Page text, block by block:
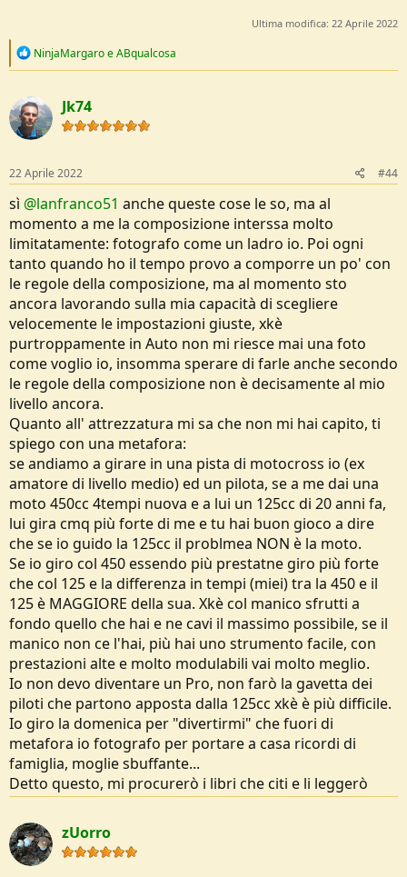
Ultima modifica: 22 Aprile 2022
R
e
c
t
i
o
s
:
NinjaMargaroeABqualcosa
Jk74
22 Aprile 2022 #44
sì @lanfranco51 anche queste cose le so, ma al
momento a me la composizione interssa molto
limitatamente: fotografo come un ladro io. Poi ogni
tanto quando ho il tempo provo a comporre un po' con
le regole della composizione, ma al momento sto
ancora lavorando sulla mia capacità di scegliere
velocemente le impostazioni giuste, xkè
purtroppamente in Auto non mi riesce mai una foto
come voglio io, insomma sperare di farle anche secondo
le regole della composizione non è decisamente al mio
livello ancora.
Quanto all' attrezzatura mi sa che non mi hai capito, ti
spiego con una metafora:
se andiamo a girare in una pista di motocross io (ex
amatore di livello medio) ed un pilota, se a me dai una
moto 450cc 4tempi nuova e a lui un 125cc di 20 anni fa,
lui gira cmq più forte di me e tu hai buon gioco a dire
che se io guido la 125cc il problmea NON è la moto.
Se io giro col 450 essendo più prestatne giro più forte
che col 125 e la differenza in tempi (miei) tra la 450 e il
125 è MAGGIORE della sua. Xkè col manico sfrutti a
fondo quello che hai e ne cavi il massimo possibile, se il
manico non ce l'hai, più hai uno strumento facile, con
prestazioni alte e molto modulabili vai molto meglio.
Io non devo diventare un Pro, non farò la gavetta dei
piloti che partono apposta dalla 125cc xkè è più difficile.
Io giro la domenica per "divertirmi" che fuori di
metafora io fotografo per portare a casa ricordi di
famiglia, moglie sbuffante...
Detto questo, mi procurerò i libri che citi e li leggerò
zUorro